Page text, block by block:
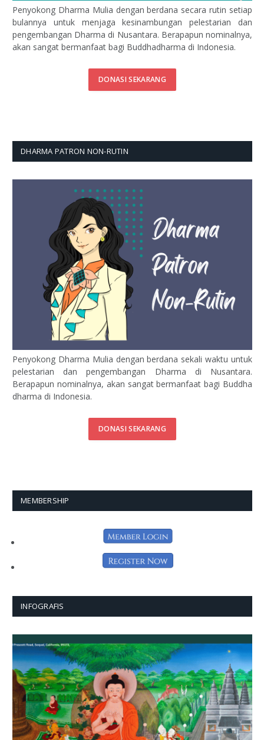
Penyokong Dharma Mulia dengan berdana secara rutin setiap
bulannya untuk menjaga kesinambungan pelestarian dan
pengembangan Dharma di Nusantara. Berapapun nominalnya,
akan sangat bermanfaat bagi Buddhadharma di Indonesia.
DONASI SEKARANG
DHARMA PATRON NON-RUTIN
Penyokong Dharma Mulia dengan berdana sekali waktu untuk
pelestarian dan pengembangan Dharma di Nusantara.
Berapapun nominalnya, akan sangat bermanfaat bagi Buddha
dharma di Indonesia.
DONASI SEKARANG
MEMBERSHIP
INFOGRAFIS